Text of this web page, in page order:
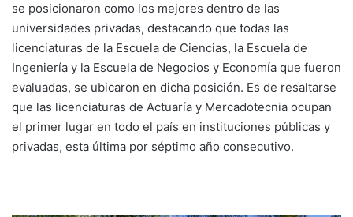
se posicionaron como los mejores dentro de las
universidades privadas, destacando que todas las
licenciaturas de la Escuela de Ciencias, la Escuela de
Ingeniería y la Escuela de Negocios y Economía que fueron
evaluadas, se ubicaron en dicha posición. Es de resaltarse
que las licenciaturas de Actuaría y Mercadotecnia ocupan
el primer lugar en todo el país en instituciones públicas y
privadas, esta última por séptimo año consecutivo.